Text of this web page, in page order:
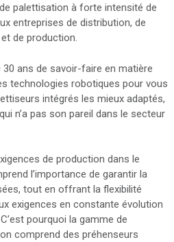
palettisation à forte intensité de
entreprises de distribution, de
de production.
ans de savoir-faire en matière
technologies robotiques pour vous
intégrés les mieux adaptés,
n’a pas son pareil dans le secteur
de production dans le
l’importance de garantir la
tout en offrant la flexibilité
exigences en constante évolution
pourquoi la gamme de
comprend des préhenseurs